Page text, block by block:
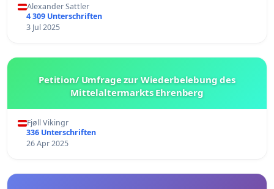
Alexander Sattler
4 309 Unterschriften
3 Jul 2025
Petition/ Umfrage zur Wiederbelebung des
Mittelaltermarkts Ehrenberg
Fjøll Vikingr
336 Unterschriften
26 Apr 2025